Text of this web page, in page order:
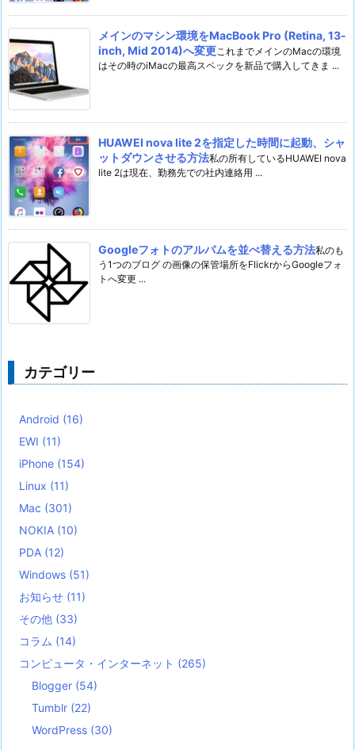
メインのマシン環境をMacBook Pro (Retina, 13-
inch, Mid 2014)へ変更これまでメインのMacの環境
はその時のiMacの最高スペックを新品で購入してきま ...
HUAWEI nova lite 2を指定した時間に起動、シャ
ットダウンさせる方法私の所有しているHUAWEI nova
lite 2は現在、勤務先での社内連絡用 ...
Googleフォトのアルバムを並べ替える方法私のも
う1つのブログ の画像の保管場所をFlickrからGoogleフォ
トへ変更 ...
カテゴリー
Android (16)
EWI (11)
iPhone (154)
Linux (11)
Mac (301)
NOKIA (10)
PDA (12)
Windows (51)
お知らせ (11)
その他 (33)
コラム (14)
コンピュータ・インターネット (265)
Blogger (54)
Tumblr (22)
WordPress (30)